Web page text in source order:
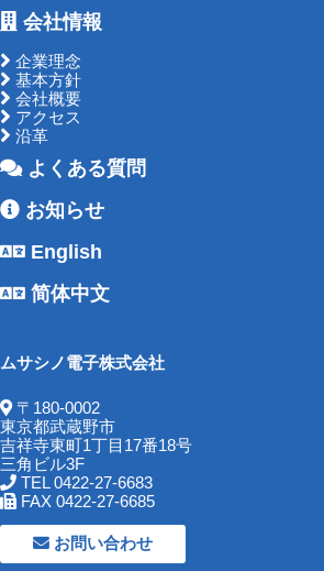
会社情報
企業理念
基本方針
会社概要
アクセス
沿革
よくある質問
お知らせ
English
简体中文
ムサシノ電子株式会社
〒180-0002
東京都武蔵野市
吉祥寺東町1丁目17番18号
三角ビル3F
TEL 0422-27-6683
FAX 0422-27-6685
お問い合わせ